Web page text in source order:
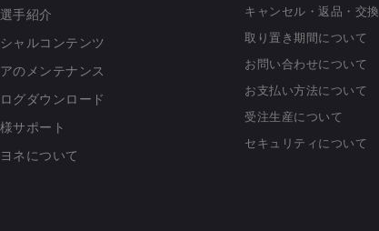
手紹介
ャルコンテンツ
のメンテナンス
グダウンロード
サポート
ネについて
キャンセル・返品・交換
取り置き期間について
お問い合わせについて
お支払い方法について
受注生産について
セキュリティについて